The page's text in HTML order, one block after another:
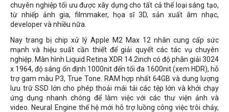
chuyên nghiệp tối ưu được xây dựng cho tất cả thể loại sáng tạo,
từ nhiếp ảnh gia, filmmaker, họa sĩ 3D, sản xuất âm nhạc,
developer và nhiều nữa.
Nay trang bị chip xử lý Apple M2 Max 12 nhân cung cấp sức
mạnh và hiệu suất cần thiết để giải quyết các tác vụ chuyên
nghiệp. Màn hình Liquid Retina XDR 14.2inch có độ phân giải 3024
x 1964, độ sáng ổn định 1000nit đến tối đa 1600nit (xem HDR), hỗ
trợ gam màu P3, True Tone. RAM hợp nhất 64GB và dung lượng
lưu trữ SSD lớn cho phép thoải mái tải các tệp lớn và khởi chạy
ứng dụng nhanh chóng để làm việc với các thư viện ảnh và
video. Neural Engine thế hệ mới hỗ trợ luồng công việc trôi chảy,